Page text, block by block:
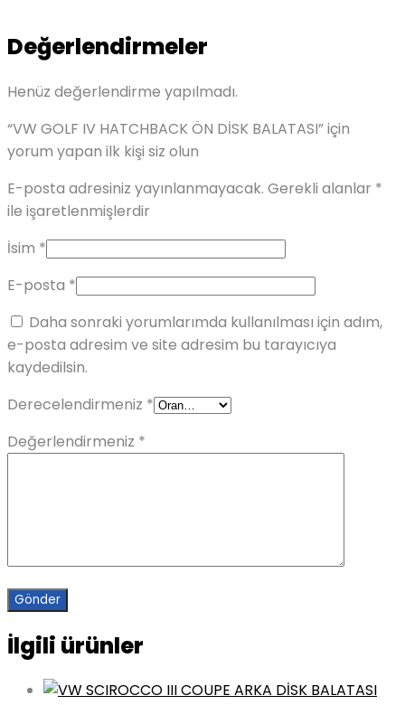
Değerlendirmeler
Henüz değerlendirme yapılmadı.
“VW GOLF IV HATCHBACK ÖN DİSK BALATASI” için
yorum yapan ilk kişi siz olun
E-posta adresiniz yayınlanmayacak. Gerekli alanlar *
ile işaretlenmişlerdir
İsim *
E-posta *
Daha sonraki yorumlarımda kullanılması için adım,
e-posta adresim ve site adresim bu tarayıcıya
kaydedilsin.
Derecelendirmeniz *
Değerlendirmeniz *
İlgili ürünler